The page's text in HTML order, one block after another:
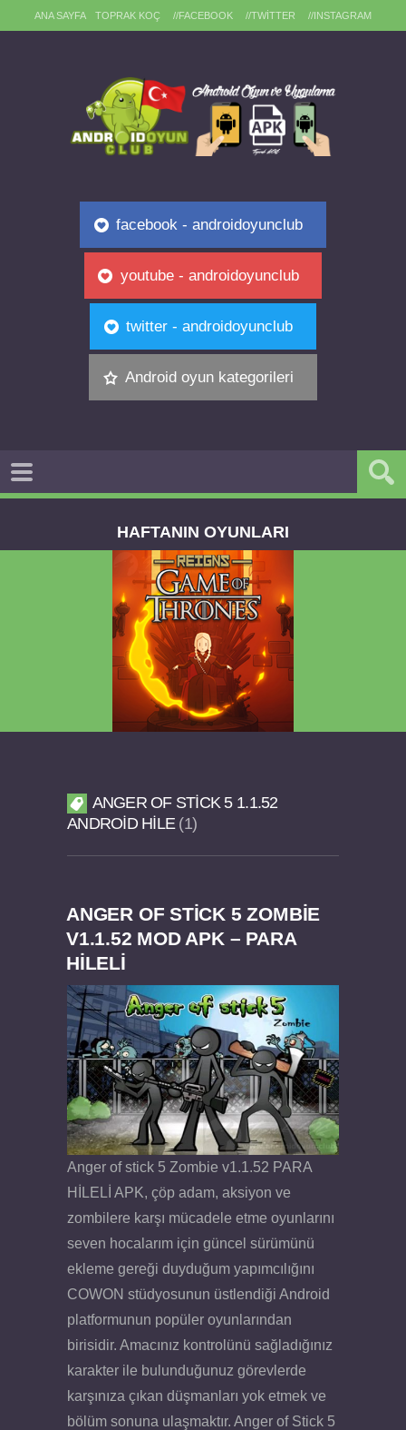
ANA SAYFA TOPRAK KOÇ //FACEBOOK //TWITTER //INSTAGRAM
facebook - androidoyunclub
youtube - androidoyunclub
twitter - androidoyunclub
Android oyun kategorileri
HAFTANIN OYUNLARI
Dream Road Multiplayer v1.4.2 PARA HİLELİ
Felix the Reaper v1.25 FULL APK
ANGER OF STICK 5 1.1.52
ANDROID HILE 1
ANGER OF STICK 5 ZOMBIE
V1.1.52 MOD APK – PARA
HİLELİ
Anger of stick 5 Zombie v1.1.52 PARA
HİLELİ APK, çöp adam, aksiyon ve
zombilere karşı mücadele etme oyunlarını
seven hocalarım için güncel sürümünü
ekleme gereği duyduğum yapımcılığını
COWON stüdyosunun üstlendiği Android
platformunun popüler oyunlarından
birisidir. Amacınız kontrolünü sağladığınız
karakter ile bulunduğunuz görevlerde
karşınıza çıkan düşmanları yok etmek ve
bölüm sonuna ulaşmaktır. Anger of Stick 5